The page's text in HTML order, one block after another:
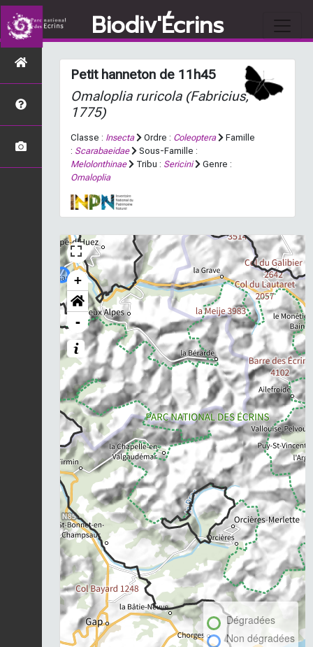
Biodiv'Écrins
Petit hanneton de 11h45
Omaloplia ruricola(Fabricius,
1775)
Classe : Insecta Ordre : Coleoptera
Famille
: Scarabaeidae
Sous-Famille :
Melolonthinae
Tribu : Sericini
Genre :
Omaloplia
+
-
Dégradées
Non dégradées